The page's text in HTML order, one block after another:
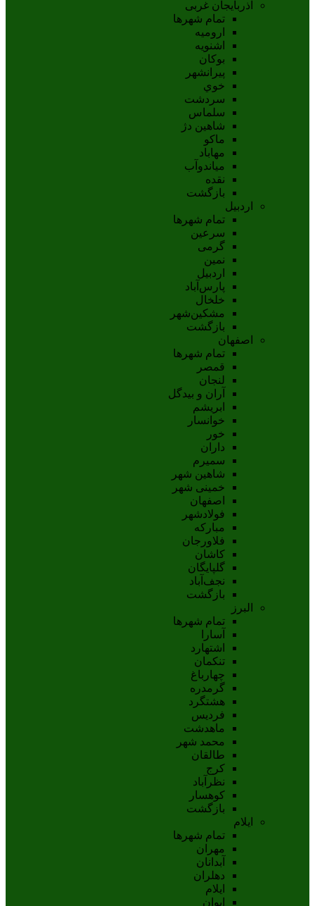
آذربایجان غربی
تمام شهر‌ها
اروميه
اشنويه
بوکان
پيرانشهر
خوي
سردشت
سلماس
شاهين دژ
ماکو
مهاباد
مياندوآب
نقده
بازگشت
اردبیل
تمام شهر‌ها
سرعین
گرمی
نمین
اردبيل
پارس‌آباد
خلخال
مشکين‌شهر
بازگشت
اصفهان
تمام شهر‌ها
قمصر
لنجان
آران و بیدگل
ابریشم
خوانسار
خور
داران
سمیرم
شاهین شهر
خمینی شهر
اصفهان
فولادشهر
مبارکه
فلاورجان
کاشان
گلپايگان
نجف‌آباد
بازگشت
البرز
تمام شهر‌ها
آسارا
اشتهارد
تنکمان
چهارباغ
گرمدره
هشتگرد
فردیس
ماهدشت
محمد شهر
طالقان
کرج
نظرآباد
کوهسار
بازگشت
ایلام
تمام شهر‌ها
مهران
آبدانان
دهلران
ايلام
ايوان